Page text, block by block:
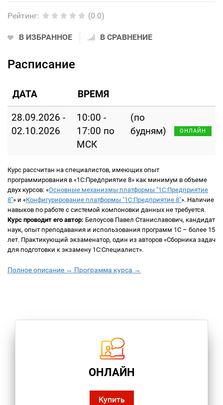
Рейтинг: (0.0)
В ИЗБРАННОЕ В СРАВНЕНИЕ
Расписание
ДАТА ВРЕМЯ
28.09.2026 -
02.10.2026
10:00 -
17:00 по
МСК
(по
будням)
ОНЛАЙН
Курс рассчитан на специалистов, имеющих опыт
программирования в «1С:Предприятие 8» как минимум в объеме
двух курсов: «Основные механизмы платформы "1С:Предприятие
8"» и «Конфигурирование платформы "1С:Предприятие 8"». Наличие
навыков по работе с системой компоновки данных не требуется.
Курс проводит его автор: Белоусов Павел Станиславович, кандидат
наук, опыт преподавания и использования программ 1С – более 15
лет. Практикующий экзаменатор, один из авторов «Сборника задач
для подготовки к экзамену 1С:Специалист».
Полное описание → Программа курса →
ОНЛАЙН
Купить